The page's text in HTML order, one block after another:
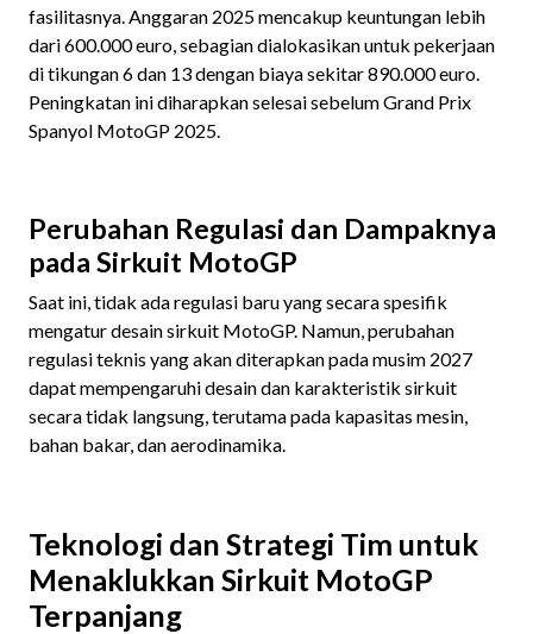
fasilitasnya. Anggaran 2025 mencakup keuntungan lebih
dari 600.000 euro, sebagian dialokasikan untuk pekerjaan
di tikungan 6 dan 13 dengan biaya sekitar 890.000 euro.
Peningkatan ini diharapkan selesai sebelum Grand Prix
Spanyol MotoGP 2025.
Perubahan Regulasi dan Dampaknya
pada Sirkuit MotoGP
Saat ini, tidak ada regulasi baru yang secara spesifik
mengatur desain sirkuit MotoGP. Namun, perubahan
regulasi teknis yang akan diterapkan pada musim 2027
dapat mempengaruhi desain dan karakteristik sirkuit
secara tidak langsung, terutama pada kapasitas mesin,
bahan bakar, dan aerodinamika.
Teknologi dan Strategi Tim untuk
Menaklukkan Sirkuit MotoGP
Terpanjang